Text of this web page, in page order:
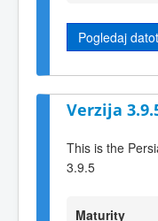
Pogledaj
Verzija
This is the
3.9.5
Maturity